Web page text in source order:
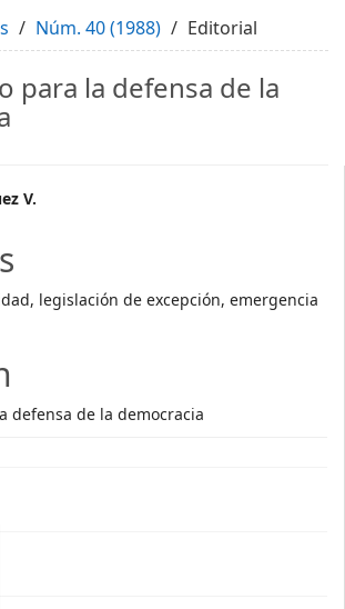
Núm. 40 (1988) Editorial
para la defensa de la
V.
legislación de excepción, emergencia
defensa de la democracia